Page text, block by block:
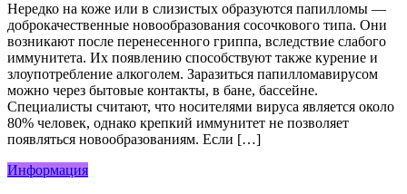
Нередко на коже или в слизистых образуются папилломы —
доброкачественные новообразования сосочкового типа. Они
возникают после перенесенного гриппа, вследствие слабого
иммунитета. Их появлению способствуют также курение и
злоупотребление алкоголем. Заразиться папилломавирусом
можно через бытовые контакты, в бане, бассейне.
Специалисты считают, что носителями вируса является около
80% человек, однако крепкий иммунитет не позволяет
появляться новообразованиям. Если […]
Информация